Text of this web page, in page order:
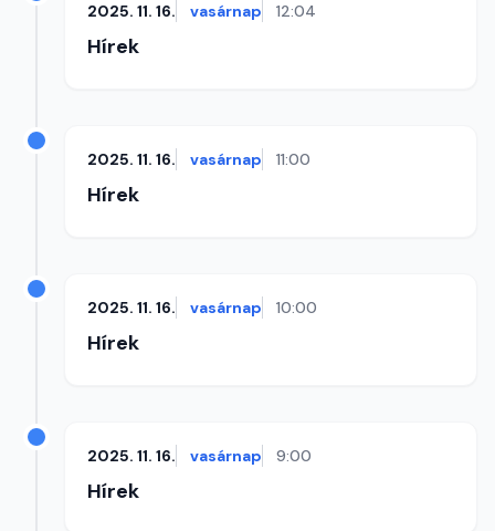
2025. 11. 16. vasárnap 12:04
Hírek
2025. 11. 16. vasárnap 11:00
Hírek
2025. 11. 16. vasárnap 10:00
Hírek
2025. 11. 16. vasárnap 9:00
Hírek